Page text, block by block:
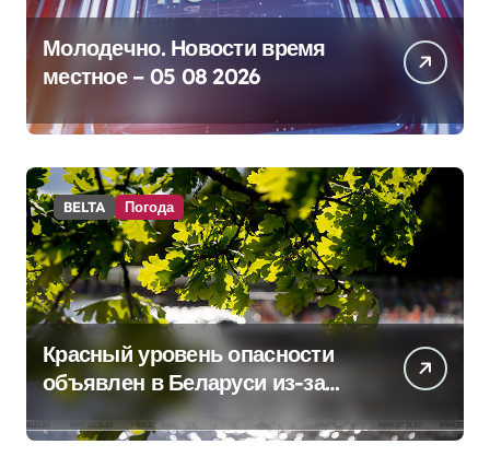
Молодечно. Новости время
местное – 05 08 2026
BELTA Погода
Красный уровень опасности
объявлен в Беларуси из-за
жары